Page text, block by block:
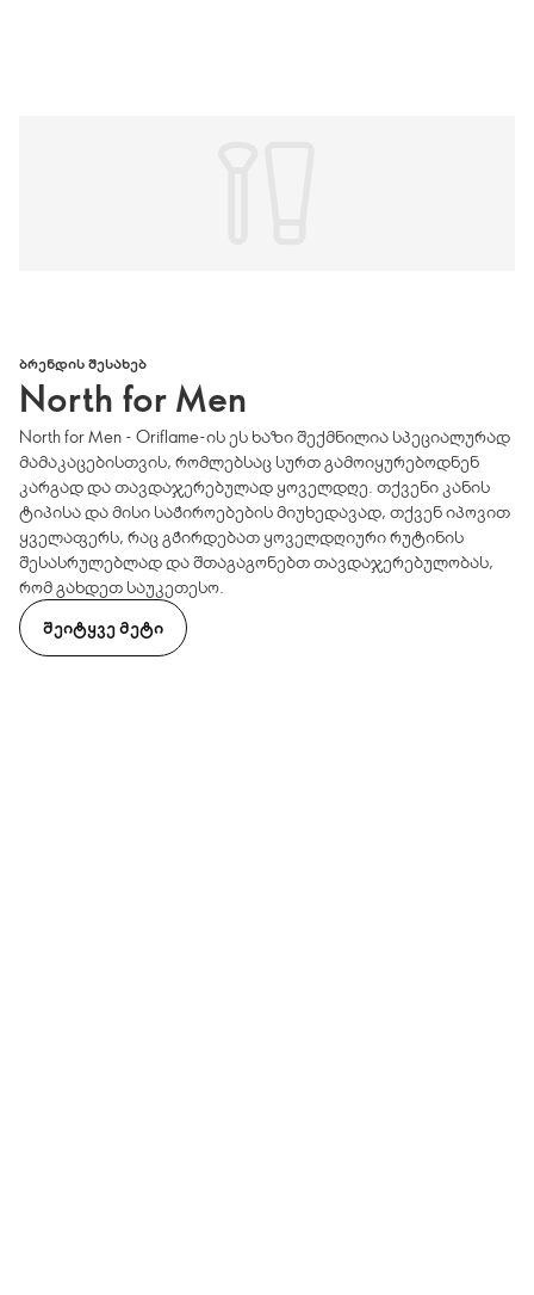
ᲑᲠᲔᲜᲓᲘᲡ ᲨᲔᲡᲐᲮᲔᲑ
North for Men
North for Men - Oriflame-ის ეს ხაზი შექმნილია სპეციალურად
მამაკაცებისთვის, რომლებსაც სურთ გამოიყურებოდნენ
კარგად და თავდაჯერებულად ყოველდღე. თქვენი კანის
ტიპისა და მისი საჭიროებების მიუხედავად, თქვენ იპოვით
ყველაფერს, რაც გჭირდებათ ყოველდღიური რუტინის
შესასრულებლად და შთაგაგონებთ თავდაჯერებულობას,
რომ გახდეთ საუკეთესო.
ᲨᲔᲘᲢᲧᲕᲔ ᲛᲔᲢᲘ